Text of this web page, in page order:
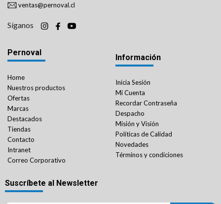
ventas@pernoval.cl
Síganos
Pernoval
Home
Nuestros productos
Ofertas
Marcas
Destacados
Tiendas
Contacto
Intranet
Correo Corporativo
Información
Inicia Sesión
Mi Cuenta
Recordar Contraseña
Despacho
Misión y Visión
Políticas de Calidad
Novedades
Términos y condiciones
Suscríbete al Newsletter